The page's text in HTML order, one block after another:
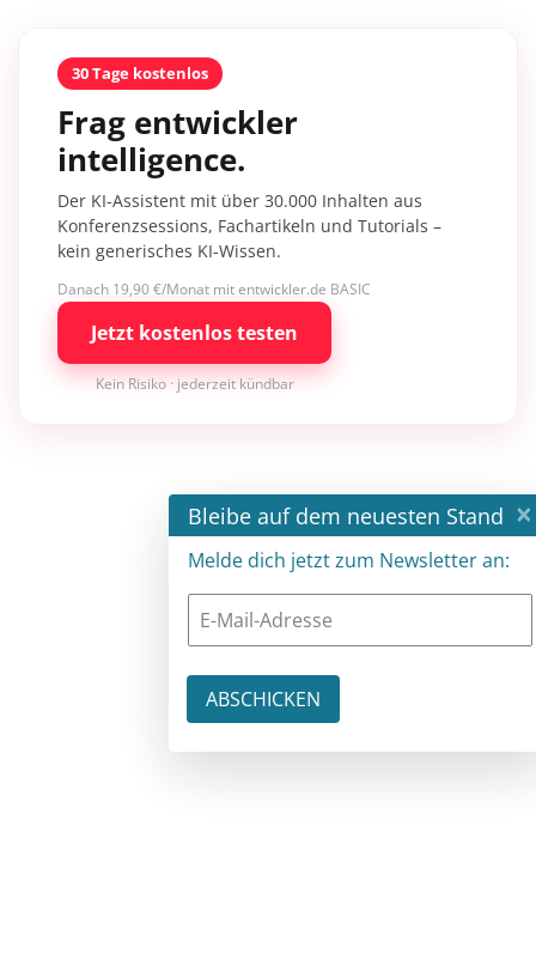
30 Tage kostenlos
Frag entwickler
intelligence.
Der KI-Assistent mit über 30.000 Inhalten aus
Konferenzsessions, Fachartikeln und Tutorials –
kein generisches KI-Wissen.
Danach 19,90 €/Monat mit entwickler.de BASIC
Jetzt kostenlos testen
Kein Risiko · jederzeit kündbar
Bleibe auf dem neuesten Stand ×
Melde dich jetzt zum Newsletter an: